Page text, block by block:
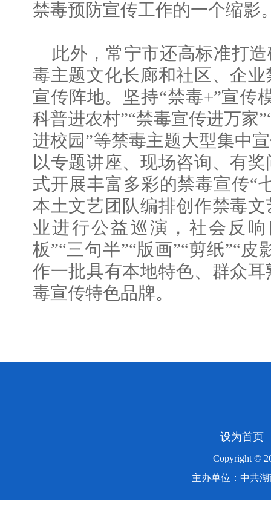
禁毒预防宣传工作的一个缩影
此外，常宁市还高标准打
毒主题文化长廊和社区、企
宣传阵地。坚持“禁毒+”宣传
科普进农村”“禁毒宣传进万家
进校园”等禁毒主题大型集中
以专题讲座、现场咨询、有
式开展丰富多彩的禁毒宣传“
本土文艺团队编排创作禁毒
业进行公益巡演，社会反
板”“三句半”“版画”“剪纸”“
作一批具有本地特色、群众
毒宣传特色品牌。
设为首页
Copyright ©
主办单位：中共